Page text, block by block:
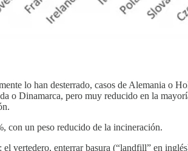
lo han desterrado, casos de Alemania o
o Dinamarca, pero muy reducido en la
con un peso reducido de la incineración.
vertedero, enterrar basura (“landfill” en